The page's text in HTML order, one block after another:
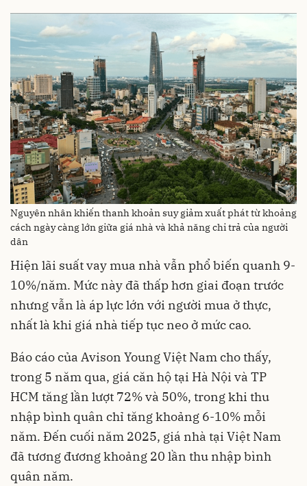
Nguyên nhân khiến thanh khoản suy giảm xuất phát từ khoảng
cách ngày càng lớn giữa giá nhà và khả năng chi trả của người
dân
Hiện lãi suất vay mua nhà vẫn phổ biến quanh 9-
10%/năm. Mức này đã thấp hơn giai đoạn trước
nhưng vẫn là áp lực lớn với người mua ở thực,
nhất là khi giá nhà tiếp tục neo ở mức cao.
Báo cáo của Avison Young Việt Nam cho thấy,
trong 5 năm qua, giá căn hộ tại Hà Nội và TP
HCM tăng lần lượt 72% và 50%, trong khi thu
nhập bình quân chỉ tăng khoảng 6-10% mỗi
năm. Đến cuối năm 2025, giá nhà tại Việt Nam
đã tương đương khoảng 20 lần thu nhập bình
quân năm.